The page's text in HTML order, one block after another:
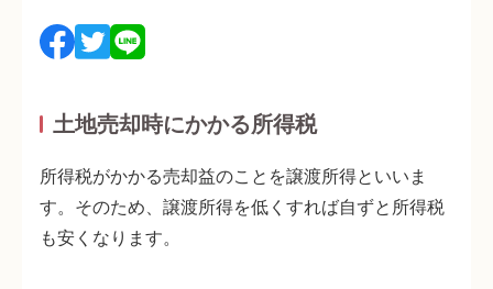
土地売却時にかかる所得税
所得税がかかる売却益のことを譲渡所得といいま
す。そのため、譲渡所得を低くすれば自ずと所得税
も安くなります。